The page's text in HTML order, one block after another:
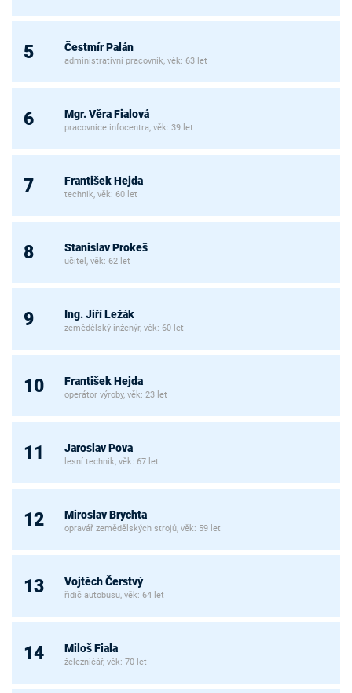
5 Čestmír Palán
administrativní pracovník, věk: 63 let
6 Mgr. Věra Fialová
pracovnice infocentra, věk: 39 let
7 František Hejda
technik, věk: 60 let
8 Stanislav Prokeš
učitel, věk: 62 let
9 Ing. Jiří Ležák
zemědělský inženýr, věk: 60 let
10 František Hejda
operátor výroby, věk: 23 let
11 Jaroslav Pova
lesní technik, věk: 67 let
12 Miroslav Brychta
opravář zemědělských strojů, věk: 59 let
13 Vojtěch Čerstvý
řidič autobusu, věk: 64 let
14 Miloš Fiala
železničář, věk: 70 let